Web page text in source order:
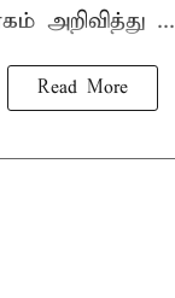
அறிவித்து ...
Read More